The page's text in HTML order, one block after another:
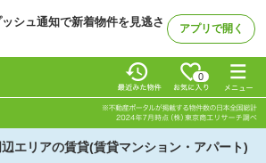
シュ通知で新着物件を見逃さ
アプリで開く
0
エリアの賃貸(賃貸マンション・アパート)